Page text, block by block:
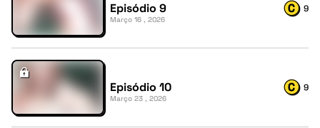
Episódio 9
Março 16 , 2026
9
Episódio 10
Março 23 , 2026
9